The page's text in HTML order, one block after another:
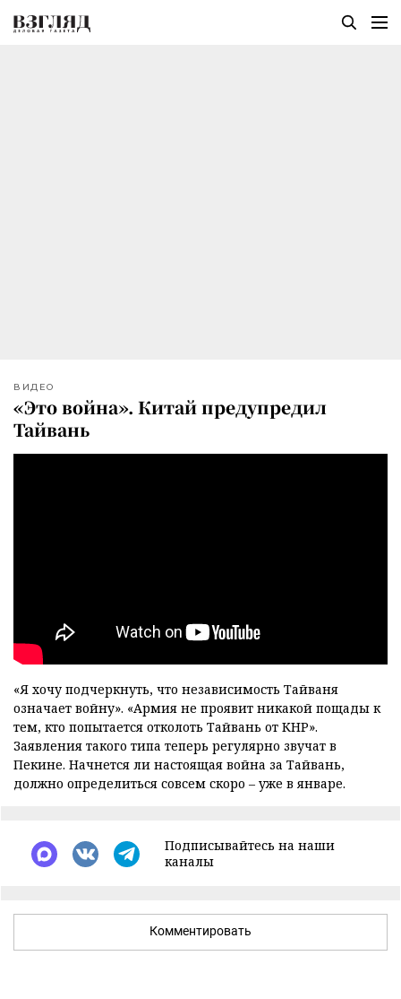
ВИДЕО
«Это война». Китай предупредил
Тайвань
«Я хочу подчеркнуть, что независимость Тайваня
означает войну». «Армия не проявит никакой пощады к
тем, кто попытается отколоть Тайвань от КНР».
Заявления такого типа теперь регулярно звучат в
Пекине. Начнется ли настоящая война за Тайвань,
должно определиться совсем скоро – уже в январе.
Подписывайтесь на наши
каналы
Комментировать